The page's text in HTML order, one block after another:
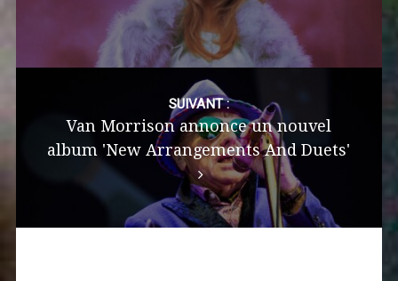
SUIVANT :
Van Morrison annonce un nouvel
album 'New Arrangements And Duets'